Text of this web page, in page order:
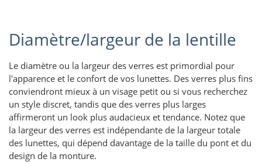
Diamètre/largeur de la lentille
Le diamètre ou la largeur des verres est primordial pour
l'apparence et le confort de vos lunettes. Des verres plus fins
conviendront mieux à un visage petit ou si vous recherchez
un style discret, tandis que des verres plus larges
affirmeront un look plus audacieux et tendance. Notez que
la largeur des verres est indépendante de la largeur totale
des lunettes, qui dépend davantage de la taille du pont et du
design de la monture.